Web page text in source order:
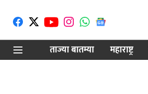
ताज्या बातम्या
महाराष्ट्र